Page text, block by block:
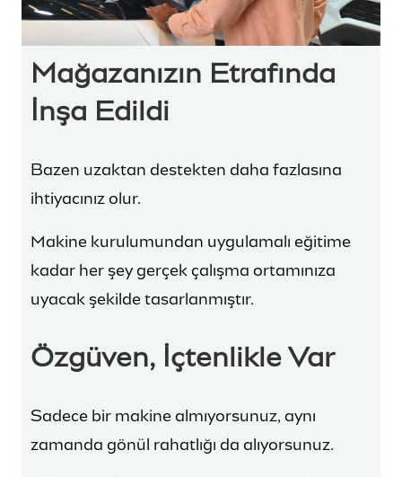
Mağazanızın Etrafında
İnşa Edildi
Bazen uzaktan destekten daha fazlasına
ihtiyacınız olur.
Makine kurulumundan uygulamalı eğitime
kadar her şey gerçek çalışma ortamınıza
uyacak şekilde tasarlanmıştır.
Özgüven, İçtenlikle Var
Sadece bir makine almıyorsunuz, aynı
zamanda gönül rahatlığı da alıyorsunuz.